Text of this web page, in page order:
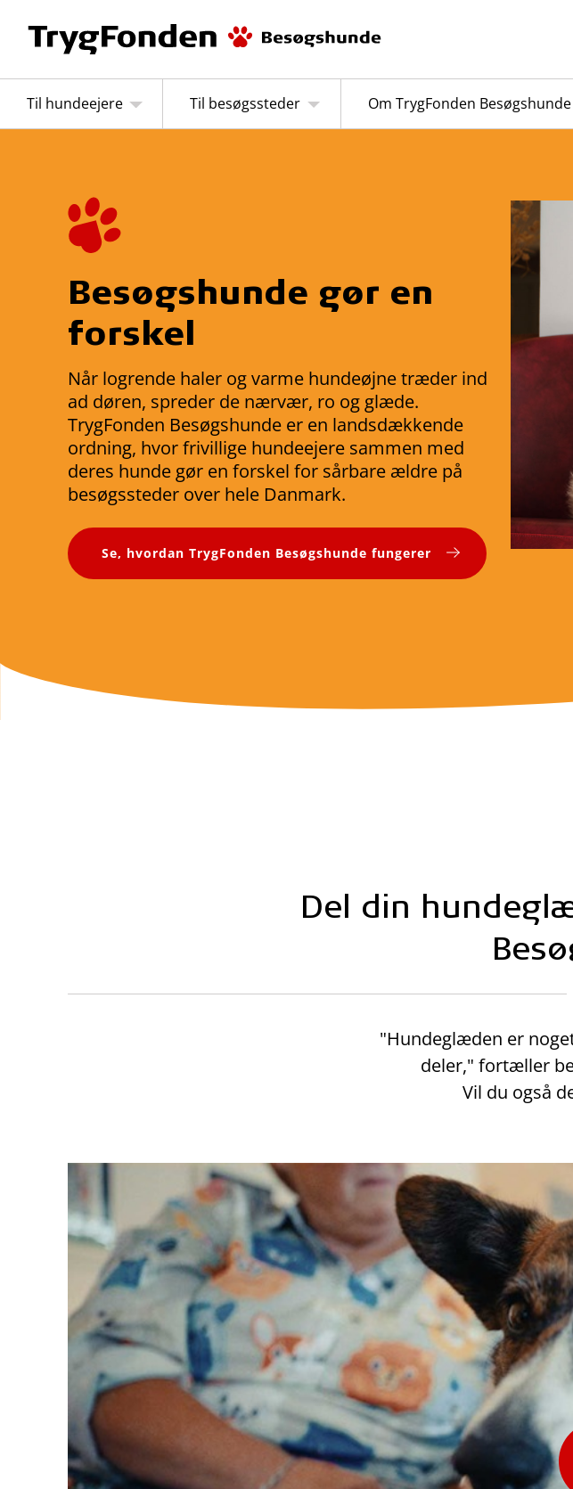
Til hundeejere Til besøgssteder Om TrygFonden Besøgshunde
Besøgshunde gør en
forskel
Når logrende haler og varme hundeøjne træder ind
ad døren, spreder de nærvær, ro og glæde.
TrygFonden Besøgshunde er en landsdækkende
ordning, hvor frivillige hundeejere sammen med
deres hunde gør en forskel for sårbare ældre på
besøgssteder over hele Danmark.
Se, hvordan TrygFonden Besøgshunde fungerer
Del din
"Hundeglæden er
deler," fortæller
Vil du også